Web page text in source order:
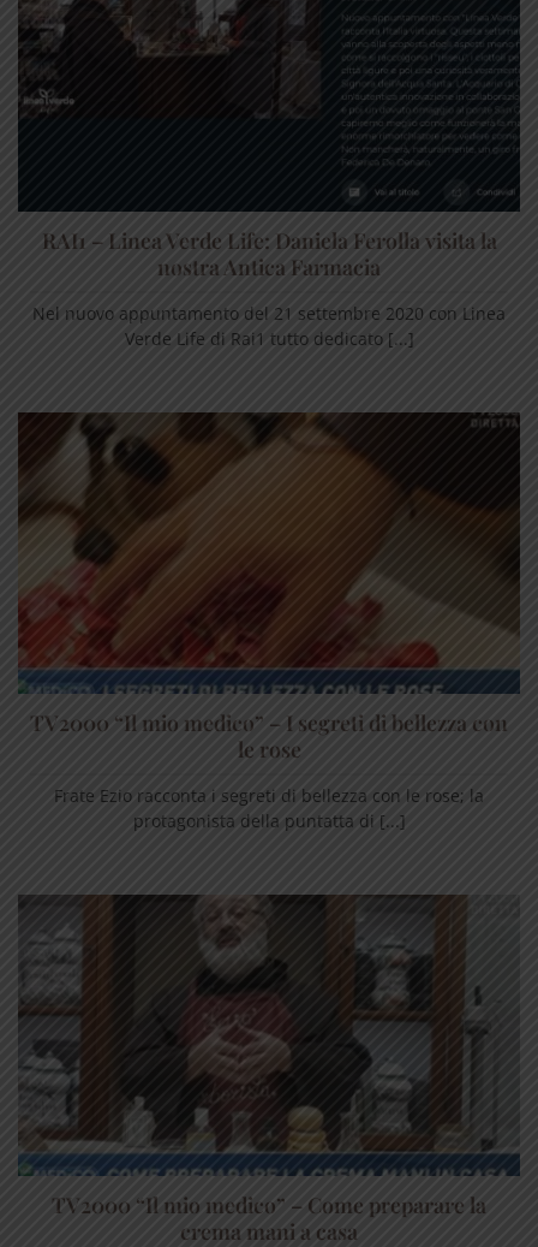
RAI1 – Linea Verde Life: Daniela Ferolla visita la
nostra Antica Farmacia
Nel nuovo appuntamento del 21 settembre 2020 con Linea
Verde Life di Rai1 tutto dedicato [...]
TV2000 “Il mio medico” – I segreti di bellezza con
le rose
Frate Ezio racconta i segreti di bellezza con le rose; la
protagonista della puntatta di [...]
TV2000 “Il mio medico” – Come preparare la
crema mani a casa